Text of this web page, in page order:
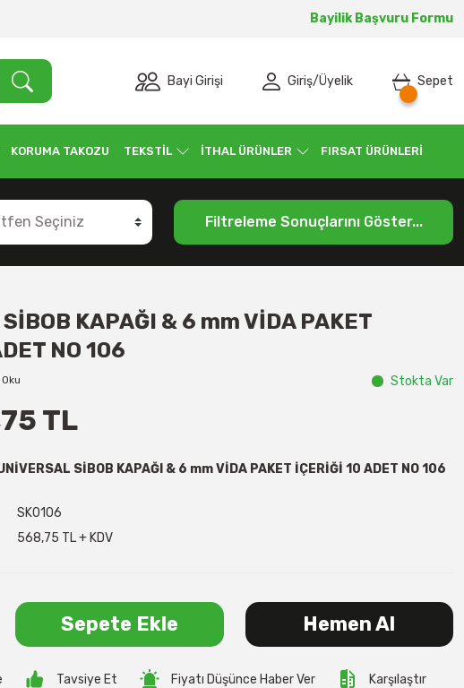
Bayilik Başvuru Formu
Bayi Girişi Giriş/Üyelik Sepet
KORUMA TAKOZU TEKSTİL İTHAL ÜRÜNLER FIRSAT ÜRÜNLERİ
Filtreleme Sonuçlarını Göster...
KAPAĞI & 6 mm VİDA PAKET
NO 106
Stokta Var
TL
SİBOB KAPAĞI & 6 mm VİDA PAKET İÇERİĞİ 10 ADET NO 106
SK0106
568,75 TL + KDV
Sepete Ekle Hemen Al
Tavsiye Et Fiyatı Düşünce Haber Ver Karşılaştır